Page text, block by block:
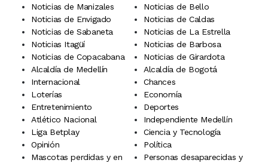
Noticias de Manizales
Noticias de Bello
Noticias de Envigado
Noticias de Caldas
Noticias de Sabaneta
Noticias de La Estrella
Noticias Itagüí
Noticias de Barbosa
Noticias de Copacabana
Noticias de Girardota
Alcaldía de Medellín
Alcaldía de Bogotá
Internacional
Chances
Loterías
Economía
Entretenimiento
Deportes
Atlético Nacional
Independiente Medellín
Liga Betplay
Ciencia y Tecnología
Opinión
Política
Mascotas perdidas y en
Personas desaparecidas y